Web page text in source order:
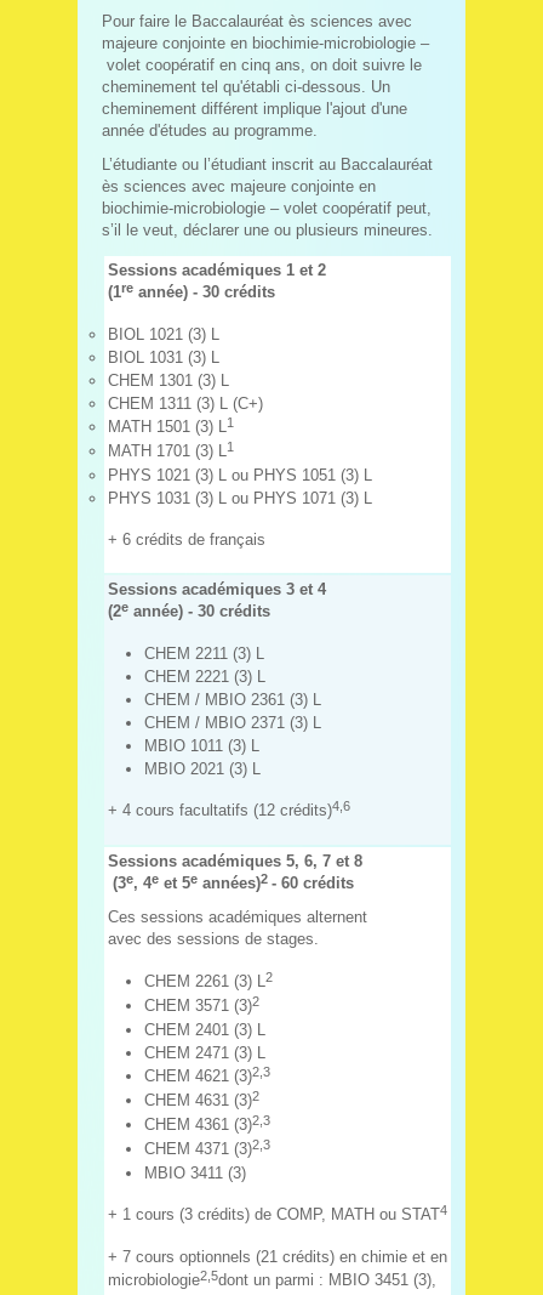
Pour faire le Baccalauréat ès sciences avec
majeure conjointe en biochimie-microbiologie –
volet coopératif en cinq ans, on doit suivre le
cheminement tel qu'établi ci-dessous. Un
cheminement différent implique l'ajout d'une
année d'études au programme.
L’étudiante ou l’étudiant inscrit au Baccalauréat
ès sciences avec majeure conjointe en
biochimie-microbiologie – volet coopératif peut,
s’il le veut, déclarer une ou plusieurs mineures.
Sessions académiques 1 et 2
(1re année) - 30 crédits
BIOL 1021 (3) L
BIOL 1031 (3) L
CHEM 1301 (3) L
CHEM 1311 (3) L (C+)
MATH 1501 (3) L
1
MATH 1701 (3) L 1
PHYS 1021 (3) L ou PHYS 1051 (3) L
PHYS 1031 (3) L ou PHYS 1071 (3) L
+ 6 crédits de français
Sessions académiques 3 et 4
(2e année) - 30 crédits
CHEM 2211 (3) L
CHEM 2221 (3) L
CHEM / MBIO 2361 (3) L
CHEM / MBIO 2371 (3) L
MBIO 1011 (3) L
MBIO 2021 (3) L
+ 4 cours facultatifs (12 crédits)4,6
Sessions académiques 5, 6, 7 et 8
(3e, 4e et 5e années)2 - 60 crédits
Ces sessions académiques alternent
avec des sessions de stages.
CHEM 2261 (3) L 2
CHEM 3571 (3)2
CHEM 2401 (3) L
CHEM 2471 (3) L
CHEM 4621 (3)2,3
CHEM 4631 (3)2
CHEM 4361 (3)2,3
CHEM 4371 (3)2,3
MBIO 3411 (3)
+ 1 cours (3 crédits) de COMP, MATH ou STAT4
+ 7 cours optionnels (21 crédits) en chimie et en
microbiologie2, 5dont un parmi : MBIO 3451 (3),